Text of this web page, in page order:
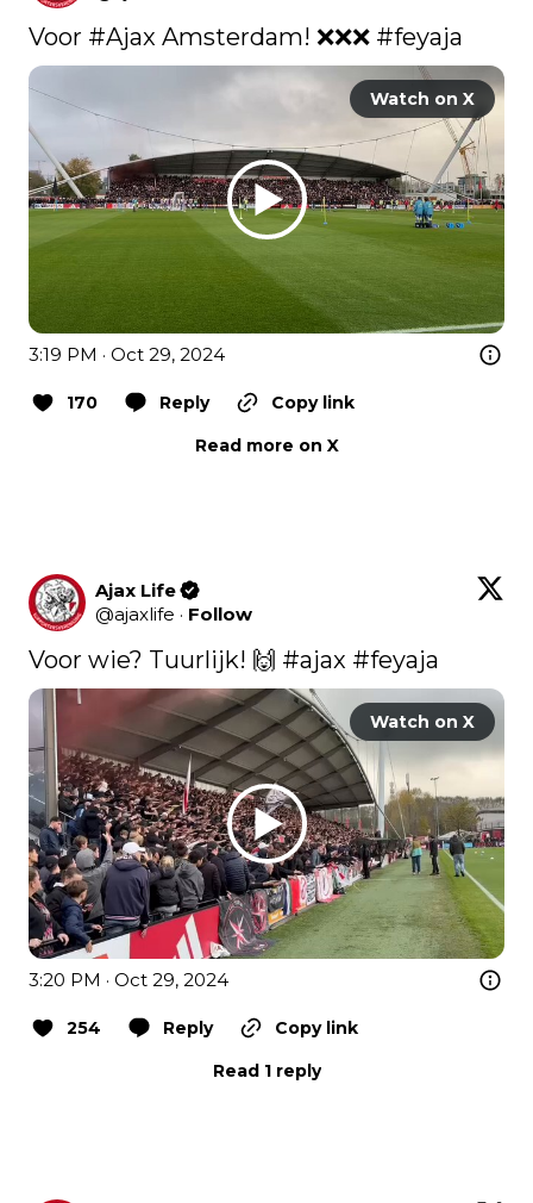
Voor #Ajax Amsterdam! ❌❌❌ #feyaja
Watch on X
3:19 PM · Oct 29, 2024
170 Reply
Copy link
Read more on X
Ajax Life
@ajaxlife · Follow
Voor wie? Tuurlijk! 🙌 #ajax #feyaja
Watch on X
3:20 PM · Oct 29, 2024
254 Reply
Copy link
Read 1 reply